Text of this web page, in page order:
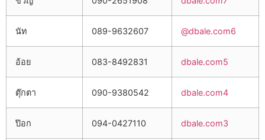
นัท 089-9632607 @dbale.com6
อ้อย 083-8492831 dbale.com5
ตุ๊กตา 090-9380542 dbale.com4
ป๊อก 094-0427110 dbale.com3